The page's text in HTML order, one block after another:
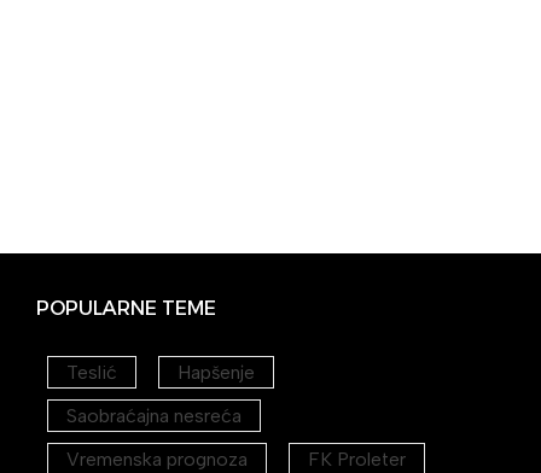
POPULARNE TEME
Teslić
Hapšenje
Saobraćajna nesreća
Vremenska prognoza
FK Proleter